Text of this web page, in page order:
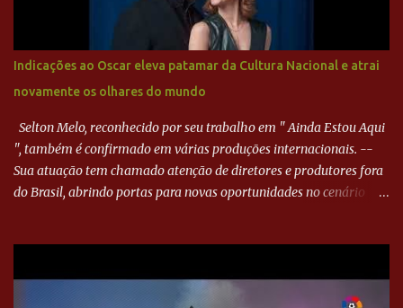
Goiás era nulo, tanto que o Paraná seguiu em cima. Aos 32
minutos, Jefferson cabeceou e Harlei fez grande defesa. Seis
minutos depois, Wellington encheu o pé e quase surpreendeu o
goleiro rival, que novamente defendeu. No fim, Jefferson teve
outra boa chance, mas parou no goleiro. Gol para matar espera...
Indicações ao Oscar eleva patamar da Cultura Nacional e atrai
novamente os olhares do mundo
Selton Melo, reconhecido por seu trabalho em " Ainda Estou Aqui
", também é confirmado em várias produções internacionais. --
Sua atuação tem chamado atenção de diretores e produtores fora
do Brasil, abrindo portas para novas oportunidades no cenário